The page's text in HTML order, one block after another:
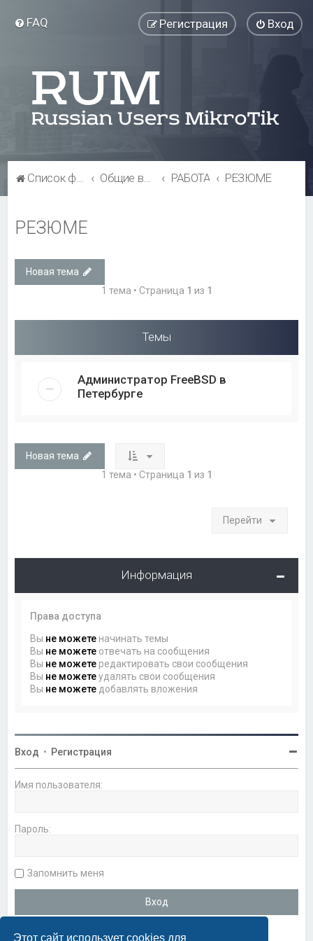
Этот сайт использует cookies для
FAQ Вход
Регистрация
Список форумов Общие вопросы РАБОТА РЕЗЮМЕ
РЕЗЮМЕ
Новая тема
1 тема • Страница 1 из 1
Темы
Администратор FreeBSD в
Петербурге
Новая тема
1 тема • Страница 1 из 1
Перейти
Информация
Права доступа
Вы не можете начинать темы
Вы не можете отвечать на сообщения
Вы не можете редактировать свои сообщения
Вы не можетеудалять свои сообщения
Вы не можете добавлять вложения
Вход • Регистрация
Имя пользователя:
Пароль:
Запомнить меня